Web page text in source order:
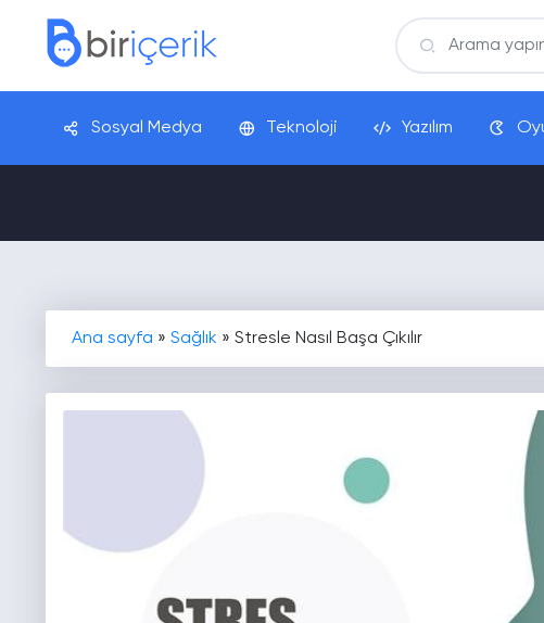
Sosyal Medya Teknoloji Yazılım
Ana sayfa » Sağlık » Stresle Nasıl Başa Çıkılır